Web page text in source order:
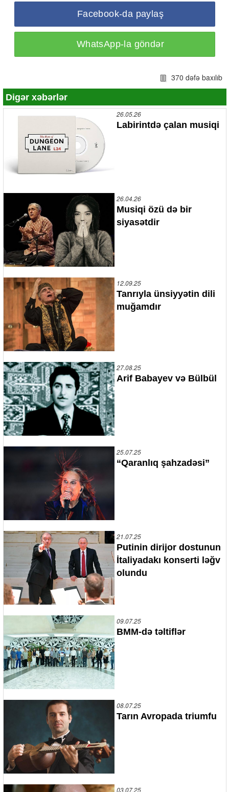
Facebook-da paylaş
WhatsApp-la göndər
370 dəfə baxılıb
Digər xəbərlər
26.05.26
Labirintdə çalan musiqi
26.04.26
Musiqi özü də bir
siyasətdir
12.09.25
Tanrıyla ünsiyyətin dili
muğamdır
27.08.25
Arif Babayev və Bülbül
25.07.25
“Qaranlıq şahzadəsi”
21.07.25
Putinin dirijor dostunun
İtaliyadakı konserti ləğv
olundu
09.07.25
BMM-də təltiflər
08.07.25
Tarın Avropada triumfu
03.07.25